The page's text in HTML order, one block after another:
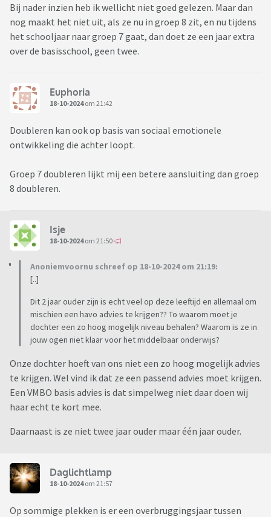
Bij nader inzien heb ik wellicht niet goed gelezen. Maar dan
nog maakt het niet uit, als ze nu in groep 8 zit, en nu tijdens
het schooljaar naar groep 7 gaat, dan doet ze een jaar extra
over de basisschool, geen twee.
Euphoria
18-10-2024om 21:42
Doubleren kan ook op basis van sociaal emotionele
ontwikkeling die achter loopt.
Groep 7 doubleren lijkt mij een betere aansluiting dan groep
8 doubleren.
Isje
18-10-2024om 21:50
Anoniemvoornu schreef op 18-10-2024 om 21:19:
[..]
Dit 2 jaar ouder zijn is echt veel op deze leeftijd en allemaal om
mischien een havo advies te krijgen?? To waarom moet je
dochter een zo hoog mogelijk niveau behalen? Waarom is ze in
jouw ogen niet klaar voor het middelbaar onderwijs?
Onze dochter hoeft van ons niet een zo hoog mogelijk advies
te krijgen. Wel vind ik dat ze een passend advies moet krijgen.
Een VMBO basis advies is dat simpelweg niet daar doen wij
haar echt te kort mee.
Daarnaast is ze niet twee jaar ouder maar één jaar ouder.
Daglichtlamp
18-10-2024om 21:57
Op sommige plekken is er een overbruggingsjaar tussen